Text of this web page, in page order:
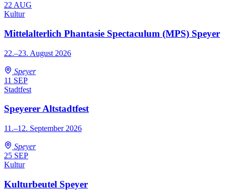
22 AUG
Kultur
Mittelalterlich Phantasie Spectaculum (MPS) Speyer
22.–23. August 2026
Speyer
11 SEP
Stadtfest
Speyerer Altstadtfest
11.–12. September 2026
Speyer
25 SEP
Kultur
Kulturbeutel Speyer